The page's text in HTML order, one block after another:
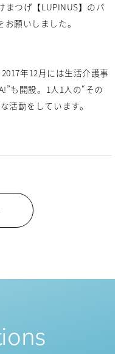
まつげ【LUPINUS】のパ
願いしました。
年12月には生活介護事
も開設。1人1人の“その
活動をしています。